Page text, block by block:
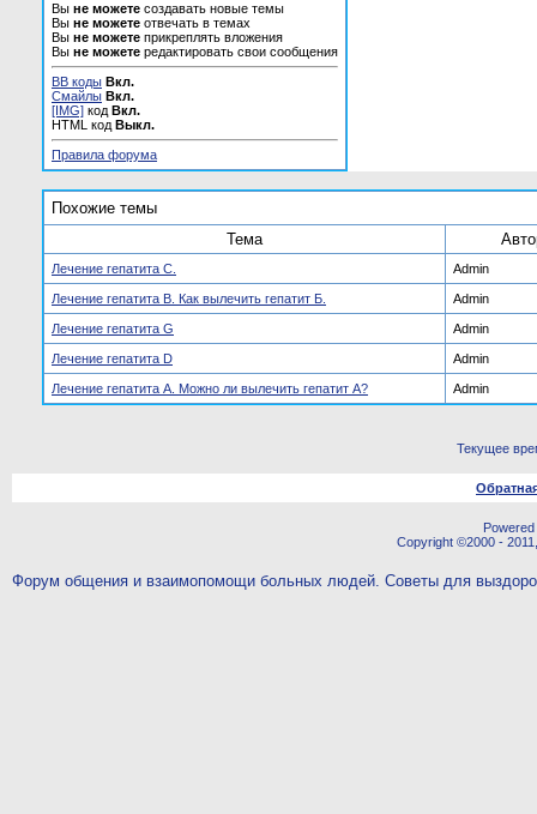
Вы не можете создавать новые темы
Вы не можете отвечать в темах
Вы не можете прикреплять вложения
Вы не можете редактировать свои сообщения
BB коды Вкл.
Смайлы Вкл.
[IMG] код Вкл.
HTML код Выкл.
Правила форума
Похожие темы
Тема
Лечение гепатита С. Admin
Лечение гепатита В. Как вылечить гепатит Б. Admin
Лечение гепатита G Admin
Лечение гепатита D Admin
Лечение гепатита А. Можно ли вылечить гепатит А? Admin
Текущее
Copyright ©2000 -
Форум общения и взаимопомощи больных людей. Советы для